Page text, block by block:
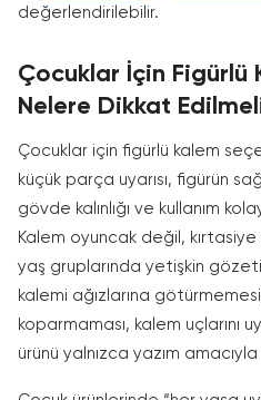
değerlendirilebilir.
Çocuklar İçin Figürlü
Nelere Dikkat
Çocuklar için figürlü kalem
küçük parça uyarısı, figürün
gövde kalınlığı ve kullanım
Kalem oyuncak değil,
yaş gruplarında yetişkin
kalemi ağızlarına
koparmaması, kalem uçlarını
ürünü yalnızca yazım